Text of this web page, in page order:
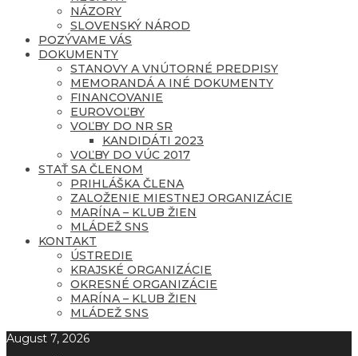
NÁZORY
SLOVENSKÝ NÁROD
POZÝVAME VÁS
DOKUMENTY
STANOVY A VNÚTORNÉ PREDPISY
MEMORANDÁ A INÉ DOKUMENTY
FINANCOVANIE
EUROVOĽBY
VOĽBY DO NR SR
KANDIDÁTI 2023
VOĽBY DO VÚC 2017
STAŤ SA ČLENOM
PRIHLÁŠKA ČLENA
ZALOŽENIE MIESTNEJ ORGANIZÁCIE
MARÍNA – KLUB ŽIEN
MLÁDEŽ SNS
KONTAKT
ÚSTREDIE
KRAJSKÉ ORGANIZÁCIE
OKRESNÉ ORGANIZÁCIE
MARÍNA – KLUB ŽIEN
MLÁDEŽ SNS
August 7, 2026